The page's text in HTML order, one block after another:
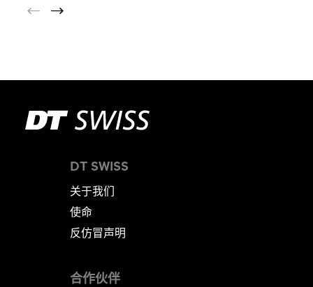
DT SWISS
关于我们
使命
反仿冒声明
合作伙伴